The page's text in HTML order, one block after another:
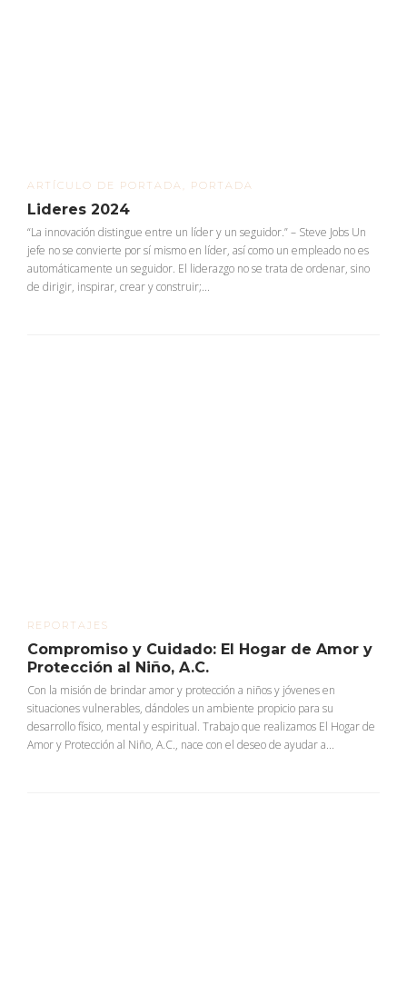
ARTÍCULO DE PORTADA PORTADA
Lideres 2024
“La innovación distingue entre un líder y un seguidor.” – Steve Jobs Un
jefe no se convierte por sí mismo en líder, así como un empleado no es
automáticamente un seguidor. El liderazgo no se trata de ordenar, sino
de dirigir, inspirar, crear y construir;...
REPORTAJES
Compromiso y Cuidado: El Hogar de Amor y
Protección al Niño, A.C.
Con la misión de brindar amor y protección a niños y jóvenes en
situaciones vulnerables, dándoles un ambiente propicio para su
desarrollo físico, mental y espiritual. Trabajo que realizamos El Hogar de
Amor y Protección al Niño, A.C., nace con el deseo de ayudar a...